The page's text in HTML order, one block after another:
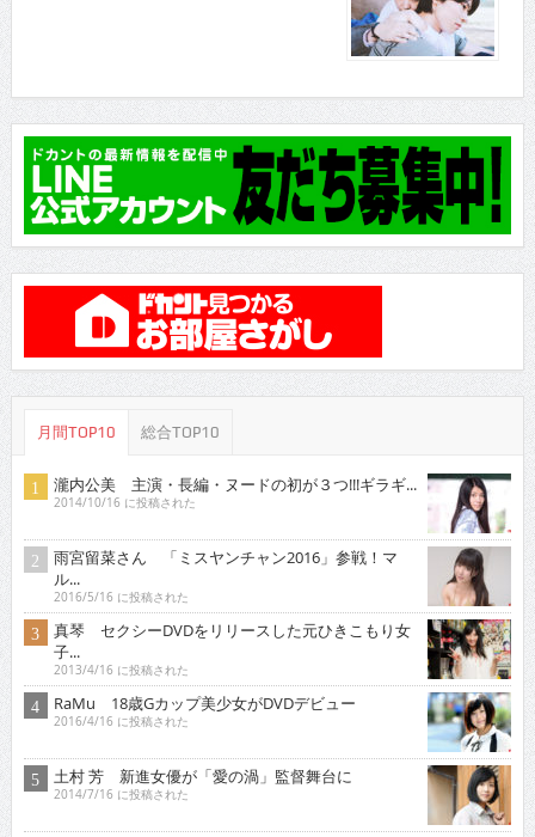
月間TOP10 総合TOP10
瀧内公美 主演・長編・ヌードの初が３つ!!!ギラギ...
2014/10/16 に投稿された
雨宮留菜さん 「ミスヤンチャン2016」参戦！マ
ル...
2016/5/16 に投稿された
真琴 セクシーDVDをリリースした元ひきこもり女
子...
2013/4/16 に投稿された
RaMu 18歳Gカップ美少女がDVDデビュー
2016/4/16 に投稿された
土村 芳 新進女優が「愛の渦」監督舞台に
2014/7/16 に投稿された